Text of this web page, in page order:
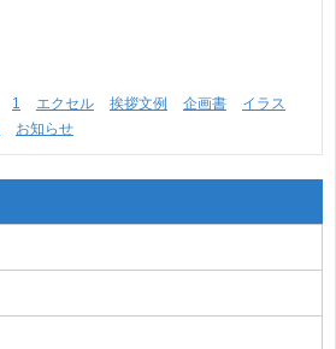
1 エクセル 挨拶文例 企画書
イラス
お知らせ